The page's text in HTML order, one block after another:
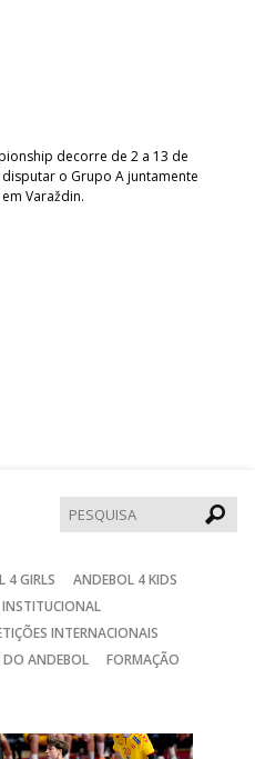
decorre de 2 a 13 de
o Grupo A juntamente
Varaždin.
4 GIRLS
ANDEBOL 4 KIDS
INSTITUCIONAL
INTERNACIONAIS
DO ANDEBOL
FORMAÇÃO